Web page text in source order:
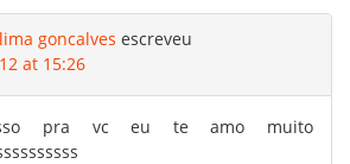
goncalves escreveu
at 15:26
pra vc eu te amo muito